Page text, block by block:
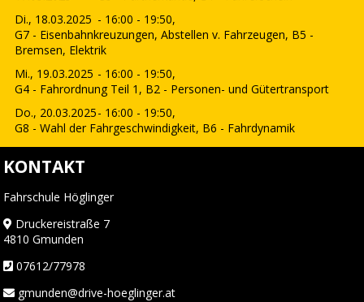
Di., 18.03.2025 - 16:00 - 19:50,
G7 - Eisenbahnkreuzungen, Abstellen v. Fahrzeugen, B5 -
Bremsen, Elektrik
Mi., 19.03.2025 - 16:00 - 19:50,
G4 - Fahrordnung Teil 1, B2 - Personen- und Gütertransport
Do., 20.03.2025- 16:00 - 19:50,
G8 - Wahl der Fahrgeschwindigkeit, B6 - Fahrdynamik
KONTAKT
Fahrschule Höglinger
Druckereistraße 7
4810 Gmunden
07612/77978
gmunden@drive-hoeglinger.at